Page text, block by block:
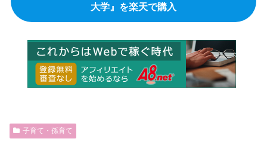
大学』を楽天で購入
子育て・孫育て